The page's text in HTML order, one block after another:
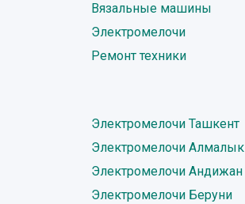
Вязальные машины
Электромелочи
Ремонт техники
Электромелочи Ташкент
Электромелочи Алмалык
Электромелочи Андижан
Электромелочи Беруни